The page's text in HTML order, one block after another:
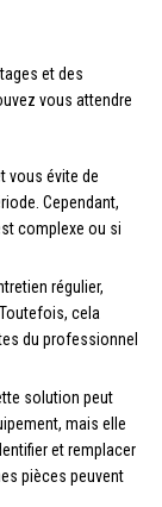
et des
vous attendre
vous évite de
Cependant,
complexe ou si
régulier,
cela
du professionnel
solution peut
mais elle
et remplacer
pièces peuvent